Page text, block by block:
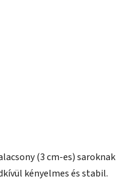
(3 cm-es) saroknak
kényelmes és stabil.